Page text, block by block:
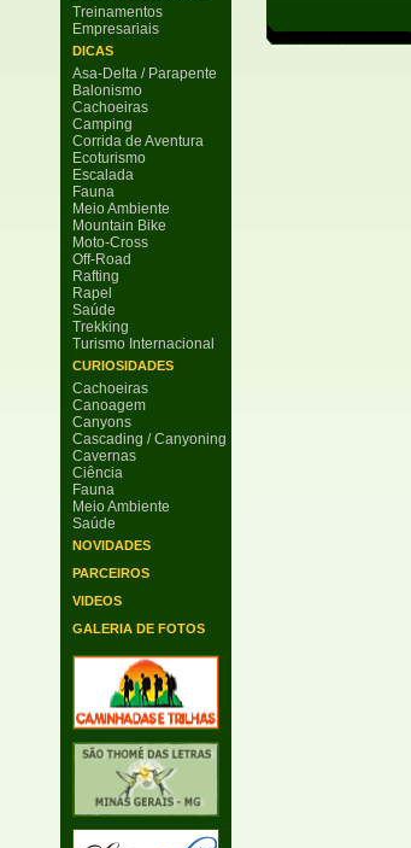
Treinamentos
Empresariais
DICAS
Asa-Delta / Parapente
Balonismo
Cachoeiras
Camping
Corrida de Aventura
Ecoturismo
Escalada
Fauna
Meio Ambiente
Mountain Bike
Moto-Cross
Off-Road
Rafting
Rapel
Saúde
Trekking
Turismo Internacional
CURIOSIDADES
Cachoeiras
Canoagem
Canyons
Cascading / Canyoning
Cavernas
Ciência
Fauna
Meio Ambiente
Saúde
NOVIDADES
PARCEIROS
VIDEOS
GALERIA DE FOTOS